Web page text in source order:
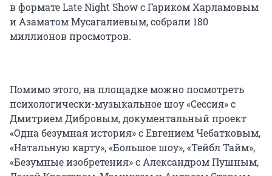
в формате Late Night Show с Гариком Харламовым
и Азаматом Мусагалиевым, собрали 180
миллионов просмотров.
Помимо этого, на площадке можно посмотреть
психологически-музыкальное шоу «Сессия» с
Дмитрием Дибровым, документальный проект
«Одна безумная история» с Евгением Чебатковым,
«Натальную карту», «Большое шоу», «Тейбл Тайм»,
«Безумные изобретения» с Александром Пушным,